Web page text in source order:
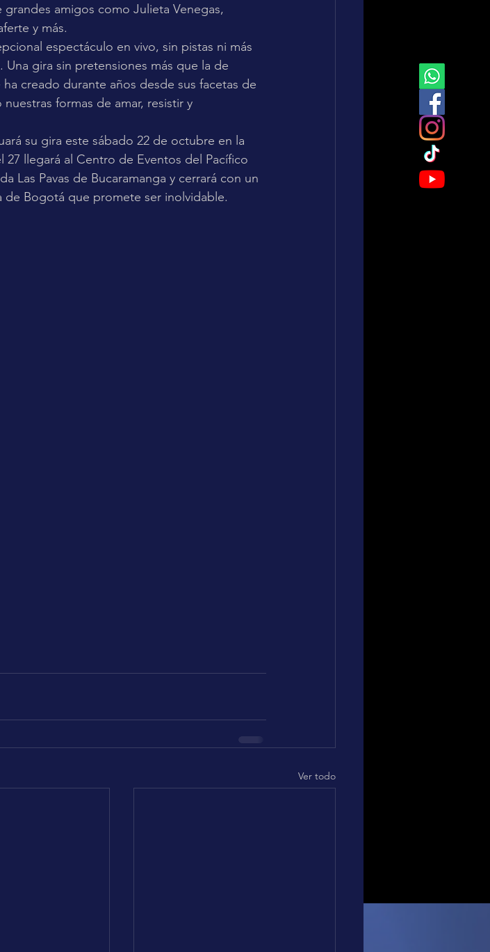
amigos como Julieta Venegas,
y más.
espectáculo en vivo, sin pistas ni más
gira sin pretensiones más que la de
creado durante años desde sus facetas de
formas de amar, resistir y
su gira este sábado 22 de octubre en la
27 llegará al Centro de Eventos del Pacífico
Las Pavas de Bucaramanga y cerrará con un
Bogotá que promete ser inolvidable.
Ver todo